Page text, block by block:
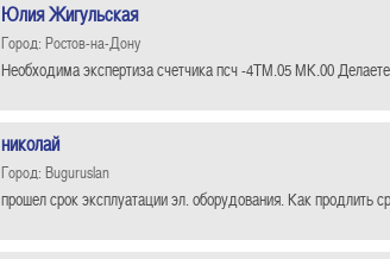
Юлия Жигульская
Город: Ростов-на-Дону
Необходима экспертиза счетчика псч -4ТМ.05 МК.00
николай
Город: Buguruslan
прошел срок эксплуатации эл. оборудования. Как продлить